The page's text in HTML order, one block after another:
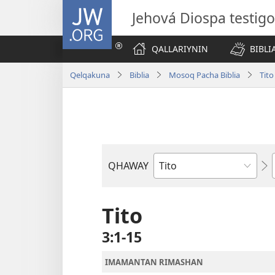
JW.ORG
Jehová Diospa
QALLARIYNIN
Qelqakuna Biblia Mosoq Pacha Biblia Tito
QHAWAY
Libro
Tito
3:1-15
IMAMANTAN RIMASHAN